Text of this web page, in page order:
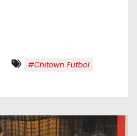
#Chitown Futbol